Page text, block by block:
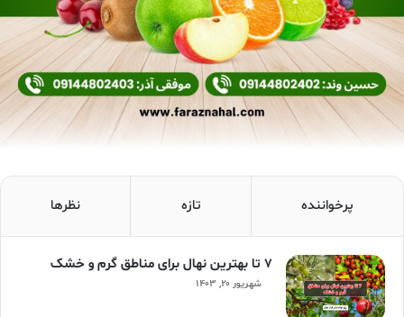
پرخواننده تازه نظرها
۷ تا بهترین نهال برای مناطق گرم و خشک
شهریور ۲۰, ۱۴۰۳